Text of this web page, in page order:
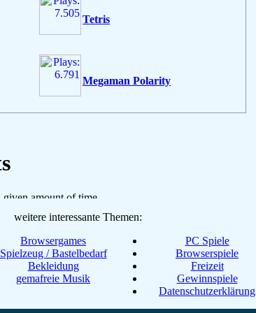
Tetris
Megaman Polarity
weitere interessante Themen:
Browsergames
Spielzeug / Bastelbedarf
Bekleidung
gemafreie Musik
PC Spiele
Browserspiele
Freizeit
Gewinnspiele
Datenschutzerklärung